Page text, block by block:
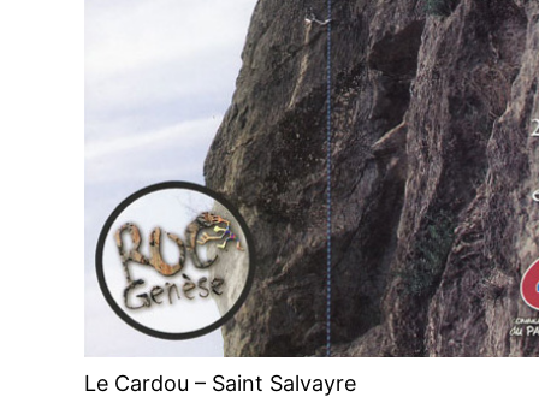
Le Cardou – Saint Salvayre